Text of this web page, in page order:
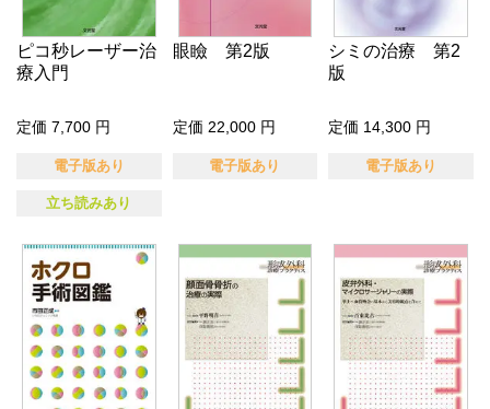
ピコ秒レーザー治
療入門
定価 7,700 円
電子版あり
立ち読みあり
眼瞼 第2版
定価 22,000 円
電子版あり
シミの治療 第2
版
定価 14,300 円
電子版あり